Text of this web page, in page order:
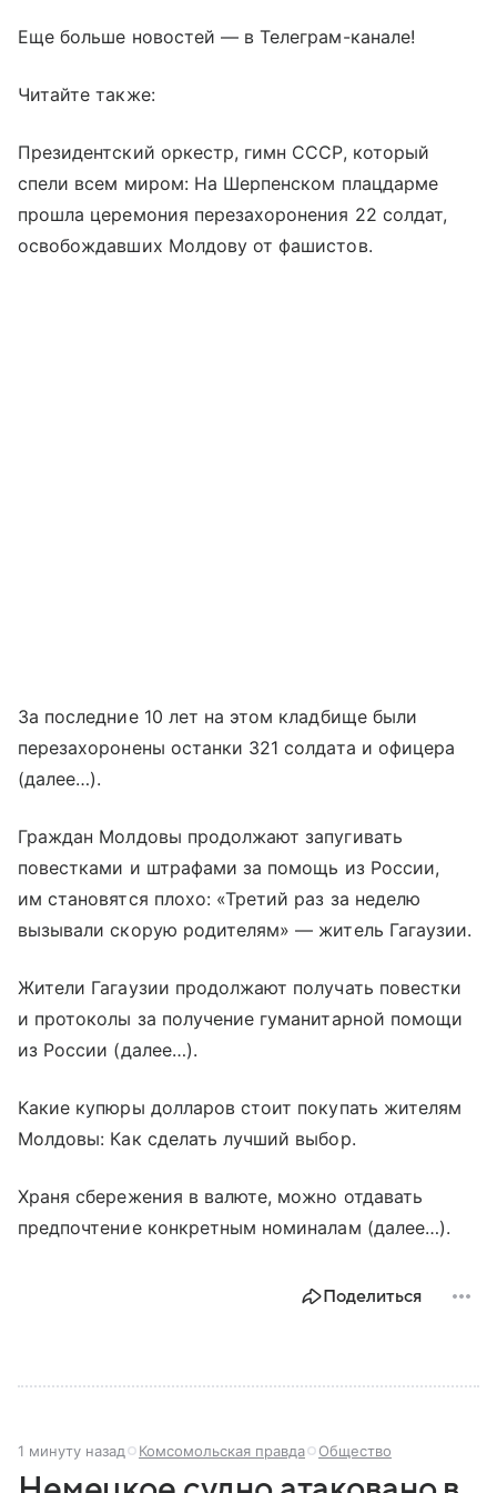
Еще больше новостей — в Телеграм-канале!
Читайте также:
Президентский оркестр, гимн СССР, который
спели всем миром: На Шерпенском плацдарме
прошла церемония перезахоронения 22 солдат,
освобождавших Молдову от фашистов.
За последние 10 лет на этом кладбище были
перезахоронены останки 321 солдата и офицера
(далее…).
Граждан Молдовы продолжают запугивать
повестками и штрафами за помощь из России,
им становятся плохо: «Третий раз за неделю
вызывали скорую родителям» — житель Гагаузии.
Жители Гагаузии продолжают получать повестки
и протоколы за получение гуманитарной помощи
из России (далее…).
Какие купюры долларов стоит покупать жителям
Молдовы: Как сделать лучший выбор.
Храня сбережения в валюте, можно отдавать
предпочтение конкретным номиналам (далее…).
Поделиться
1 минуту назад Комсомольская правда Общество